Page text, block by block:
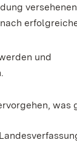
und